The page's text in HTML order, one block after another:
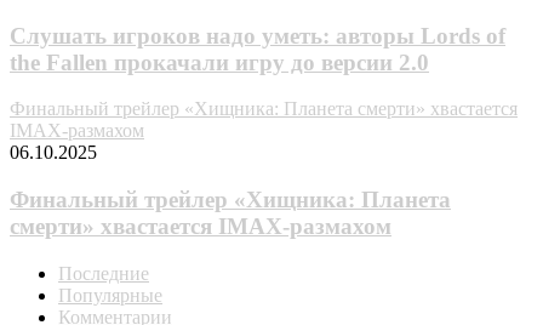
Слушать игроков надо уметь: авторы Lords of
the Fallen прокачали игру до версии 2.0
Финальный трейлер «Хищника: Планета смерти» хвастается
IMAX-размахом
06.10.2025
Финальный трейлер «Хищника: Планета
смерти» хвастается IMAX-размахом
Последние
Популярные
Комментарии